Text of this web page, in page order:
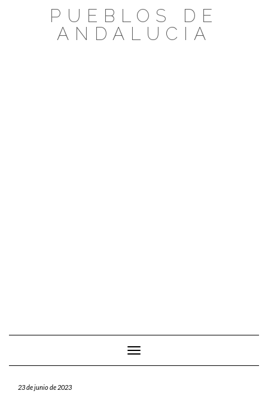
PUEBLOS DE
ANDALUCIA
Cambiar modo de navegación
23 de junio de 2023